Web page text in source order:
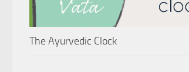
The Ayurvedic Clock